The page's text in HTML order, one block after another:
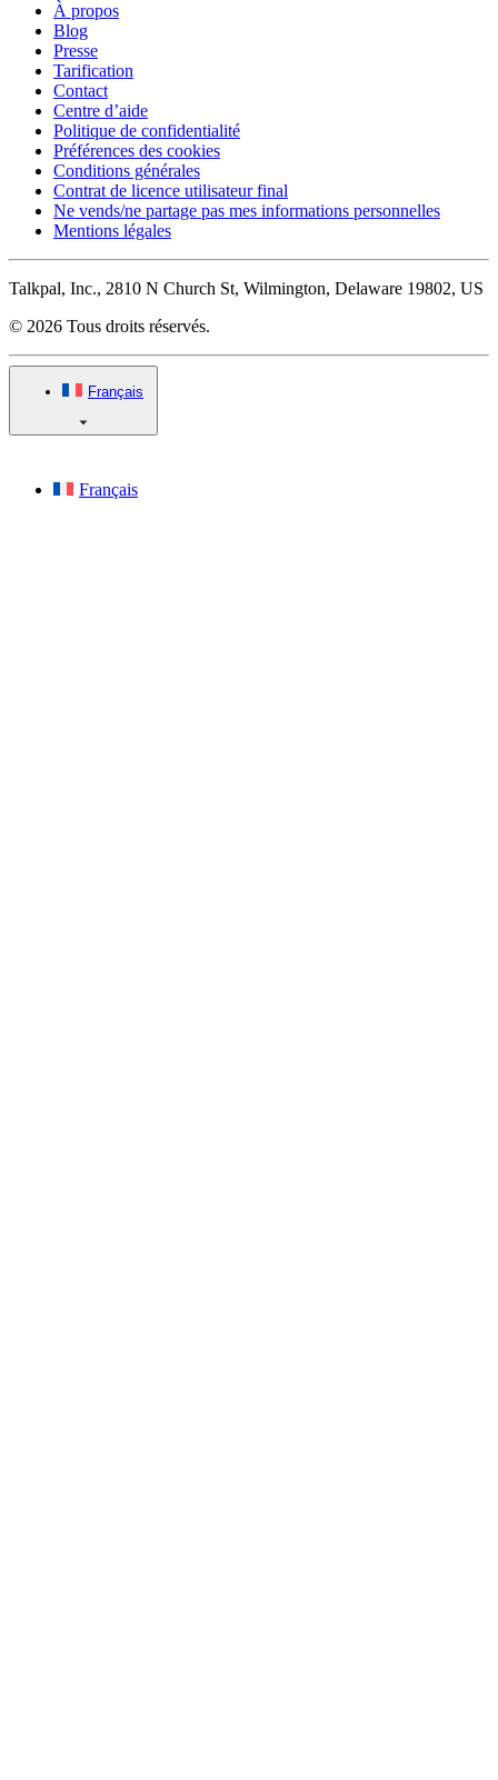
À propos
Blog
Presse
Tarification
Contact
Centre d’aide
Politique de confidentialité
Préférences des cookies
Conditions générales
Contrat de licence utilisateur final
Ne vends/ne partage pas mes informations personnelles
Mentions légales
Talkpal, Inc., 2810 N Church St, Wilmington, Delaware 19802, US
© 2026 Tous droits réservés.
Français
Français